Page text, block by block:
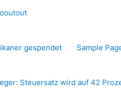
gespendet Sample
Steuersatz wird auf 42